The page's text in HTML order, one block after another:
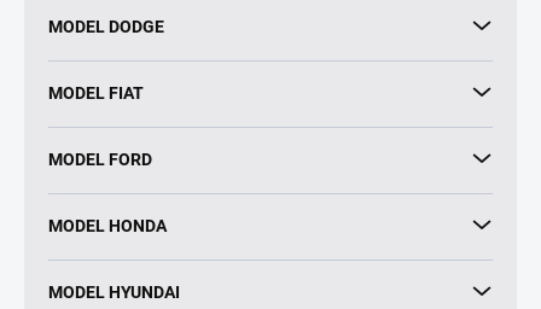
MODEL DODGE
MODEL FIAT
MODEL FORD
MODEL HONDA
MODEL HYUNDAI